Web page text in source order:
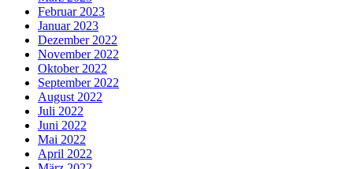
Februar 2023
Januar 2023
Dezember 2022
November 2022
Oktober 2022
September 2022
August 2022
Juli 2022
Juni 2022
Mai 2022
April 2022